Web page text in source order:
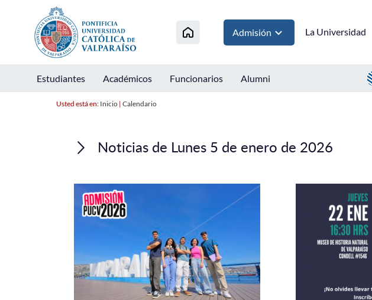
Admisión La Universidad
Estudiantes Académicos Funcionarios Alumni
Usted está en: Inicio| Calendario
Noticias de Lunes 5 de enero de 2026